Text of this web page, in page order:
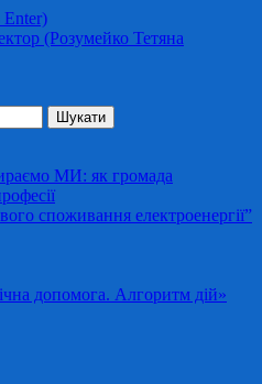
Enter)
(Розумейко Тетяна
МИ: як громада
споживання електроенергії”
допомога. Алгоритм дій»